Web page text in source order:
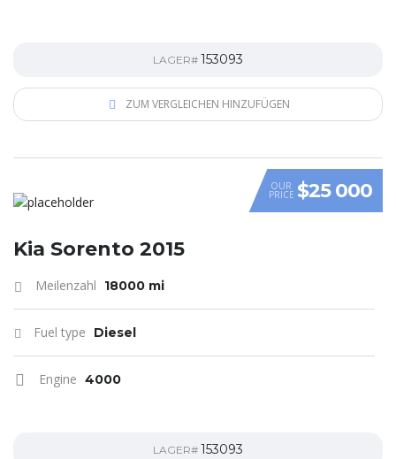
LAGER# 153093
ZUM VERGLEICHEN HINZUFÜGEN
OUR
PRICE $25 000
Kia Sorento 2015
Meilenzahl 18000 mi
Fuel type Diesel
Engine 4000
LAGER# 153093